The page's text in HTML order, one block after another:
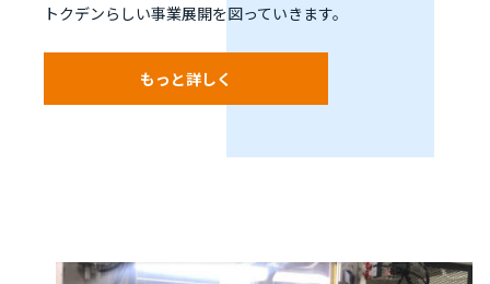
トクデンらしい事業展開を図っていきます。
もっと詳しく